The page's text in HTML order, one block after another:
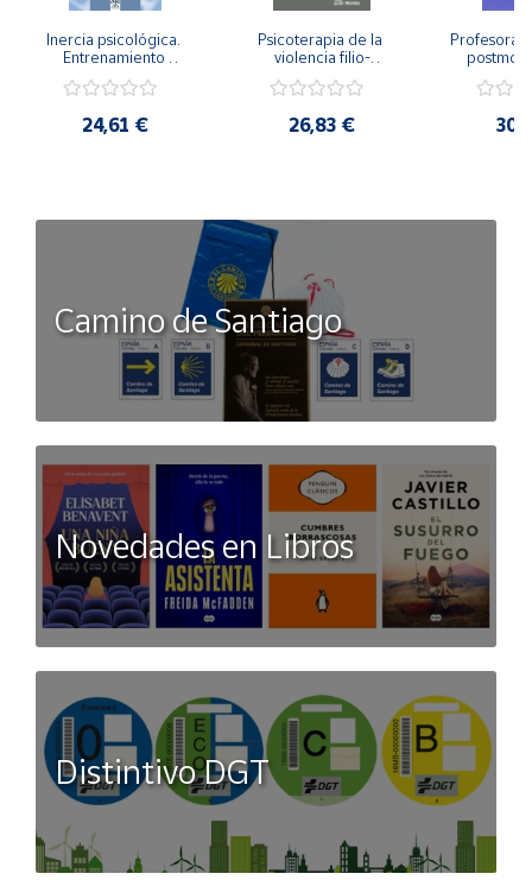
Inercia psicológica.
Entrenamiento
Igualdad de Género.
24,61 €
Psicoterapia de la
violencia filio-
secreto y la
26,83 €
Camino de Santiago
Novedades en Libros
Distintivo DGT